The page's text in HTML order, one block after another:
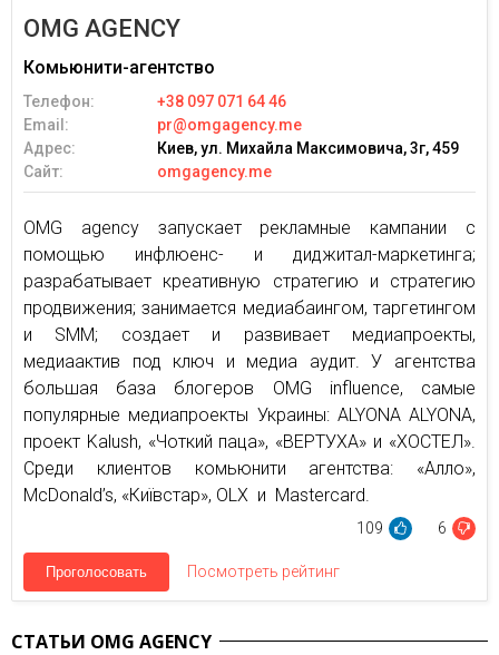
OMG AGENCY
Комьюнити-агентство
Телефон:
+38 097 071 64 46
Email:
pr@omgagency.me
Адрес:
Киев, ул. Михайла Максимовича, 3г, 459
Сайт:
omgagency.me
OMG agency запускает рекламные кампании с
помощью инфлюенс- и диджитал-маркетинга;
разрабатывает креативную стратегию и стратегию
продвижения; занимается медиабаингом, таргетингом
и SMM; создает и развивает медиапроекты,
медиаактив под ключ и медиа аудит. У агентства
большая база блогеров OMG influence, самые
популярные медиапроекты Украины: ALYONA ALYONA,
проект Kalush, «Чоткий паца», «ВЕРТУХА» и «ХОСТЕЛ».
Среди клиентов комьюнити агентства: «Алло»,
McDonald’s, «Київстар», OLX и Mastercard.
109 6
Проголосовать Посмотреть рейтинг
СТАТЬИ OMG AGENCY